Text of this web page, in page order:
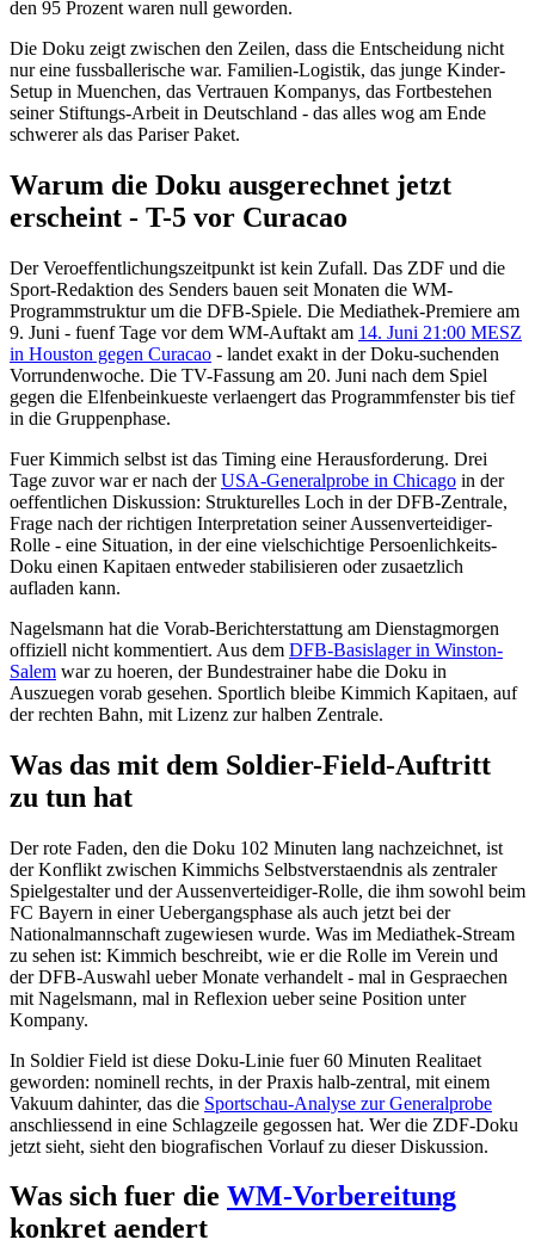
den 95 Prozent waren null geworden.
Die Doku zeigt zwischen den Zeilen, dass die Entscheidung nicht
nur eine fussballerische war. Familien-Logistik, das junge Kinder-
Setup in Muenchen, das Vertrauen Kompanys, das Fortbestehen
seiner Stiftungs-Arbeit in Deutschland - das alles wog am Ende
schwerer als das Pariser Paket.
Warum die Doku ausgerechnet jetzt
erscheint - T-5 vor Curacao
Der Veroeffentlichungszeitpunkt ist kein Zufall. Das ZDF und die
Sport-Redaktion des Senders bauen seit Monaten die WM-
Programmstruktur um die DFB-Spiele. Die Mediathek-Premiere am
9. Juni - fuenf Tage vor dem WM-Auftakt am 14. Juni 21:00 MESZ
in Houston gegen Curacao - landet exakt in der Doku-suchenden
Vorrundenwoche. Die TV-Fassung am 20. Juni nach dem Spiel
gegen die Elfenbeinkueste verlaengert das Programmfenster bis tief
in die Gruppenphase.
Fuer Kimmich selbst ist das Timing eine Herausforderung. Drei
Tage zuvor war er nach derUSA-Generalprobe in Chicago in der
oeffentlichen Diskussion: Strukturelles Loch in der DFB-Zentrale,
Frage nach der richtigen Interpretation seiner Aussenverteidiger-
Rolle - eine Situation, in der eine vielschichtige Persoenlichkeits-
Doku einen Kapitaen entweder stabilisieren oder zusaetzlich
aufladen kann.
Nagelsmann hat die Vorab-Berichterstattung am Dienstagmorgen
offiziell nicht kommentiert. Aus dem DFB-Basislager in Winston-
Salem war zu hoeren, der Bundestrainer habe die Doku in
Auszuegen vorab gesehen. Sportlich bleibe Kimmich Kapitaen, auf
der rechten Bahn, mit Lizenz zur halben Zentrale.
Was das mit dem Soldier-Field-Auftritt
zu tun hat
Der rote Faden, den die Doku 102 Minuten lang nachzeichnet, ist
der Konflikt zwischen Kimmichs Selbstverstaendnis als zentraler
Spielgestalter und der Aussenverteidiger-Rolle, die ihm sowohl beim
FC Bayern in einer Uebergangsphase als auch jetzt bei der
Nationalmannschaft zugewiesen wurde. Was im Mediathek-Stream
zu sehen ist: Kimmich beschreibt, wie er die Rolle im Verein und
der DFB-Auswahl ueber Monate verhandelt - mal in Gespraechen
mit Nagelsmann, mal in Reflexion ueber seine Position unter
Kompany.
In Soldier Field ist diese Doku-Linie fuer 60 Minuten Realitaet
geworden: nominell rechts, in der Praxis halb-zentral, mit einem
Vakuum dahinter, das die Sportschau-Analyse zur Generalprobe
anschliessend in eine Schlagzeile gegossen hat. Wer die ZDF-Doku
jetzt sieht, sieht den biografischen Vorlauf zu dieser Diskussion.
Was sich fuer die WM-Vorbereitung
konkret aendert